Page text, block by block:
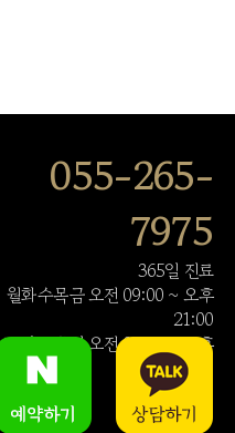
055-265-
7975
365일 진료
월화수목금 오전 09:00 ~ 오후
21:00
토,일,공휴일 오전 09:00 ~ 오후
14:00